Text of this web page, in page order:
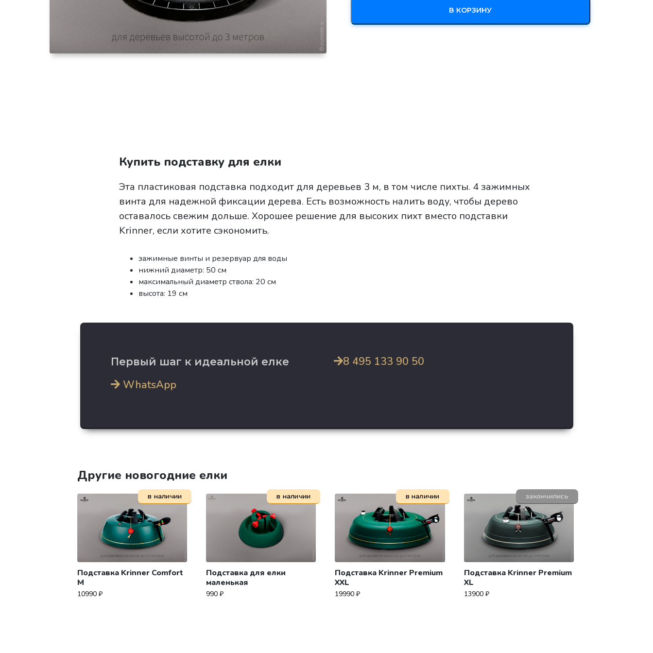
В КОРЗИНУ
Купить подставку для елки
Эта пластиковая подставка подходит для деревьев 3 м, в том числе пихты. 4 зажимных
винта для надежной фиксации дерева. Есть возможность налить воду, чтобы дерево
оставалось свежим дольше. Хорошее решение для высоких пихт вместо подставки
Krinner, если хотите сэкономить.
зажимные винты и резервуар для воды
нижний диаметр: 50 см
максимальный диаметр ствола: 20 см
высота: 19 см
Первый шаг к идеальной елке
WhatsApp
8 495 133 90 50
Другие новогодние елки
Подставка Krinner Comfort
M
10990 ₽
в наличии
Подставка для елки
маленькая
990₽
в наличии
Подставка Krinner Premium
XXL
19990₽
в наличии
Подставка Krinner Premium
XL
13900 ₽
закончились